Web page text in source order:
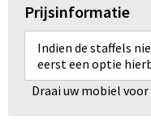
Prijsinformatie
Indien de staffels
eerst een optie
Draai uw mobiel